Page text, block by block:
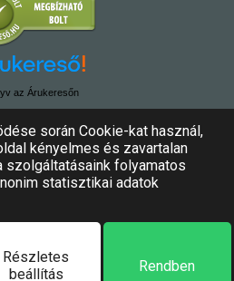
az Árukeresőn
jog fenntartva!